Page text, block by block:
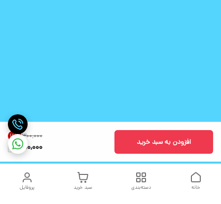
۳۰۰٬۰۰۰ 16%
250,000 افزودن به سبد خرید
پروفایل سبد خرید دسته‌بندی خانه